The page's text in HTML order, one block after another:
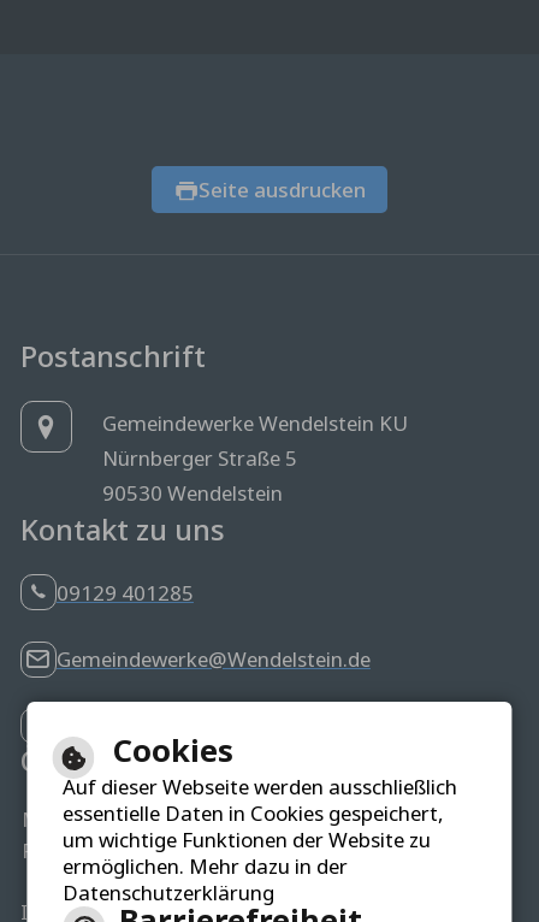
Seite ausdrucken
Postanschrift
Gemeindewerke Wendelstein KU
Nürnberger Straße 5
90530 Wendelstein
Kontakt zu uns
09129 401285
Gemeindewerke@Wendelstein.de
Öffnungszeiten
Mo-Do
8.00 - 12.00 Uhr & 14.00 - 16.00 Uhr
Fr
8.00 - 12.00 Uhr
und nach Vereinbarung
Impressum|Datenschutzerklärung|
Cookies
Auf dieser Webseite werden ausschließlich
essentielle Daten in Cookies gespeichert,
um wichtige Funktionen der Website zu
ermöglichen. Mehr dazu in der
Datenschutzerklärung